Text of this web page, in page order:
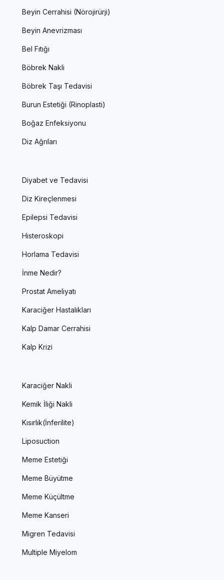
Beyin Cerrahisi (Nörojirürji)
Beyin Anevrizması
Bel Fıtığı
Böbrek Nakli
Böbrek Taşı Tedavisi
Burun Estetiği (Rinoplasti)
Boğaz Enfeksiyonu
Diz Ağrıları
Diyabet ve Tedavisi
Diz Kireçlenmesi
Epilepsi Tedavisi
Histeroskopi
Horlama Tedavisi
İnme Nedir?
Prostat Ameliyatı
Karaciğer Hastalıkları
Kalp Damar Cerrahisi
Kalp Krizi
Karaciğer Nakli
Kemik İliği Nakli
Kısırlık(İnferilite)
Liposuction
Meme Estetiği
Meme Büyütme
Meme Küçültme
Meme Kanseri
Migren Tedavisi
Multiple Miyelom